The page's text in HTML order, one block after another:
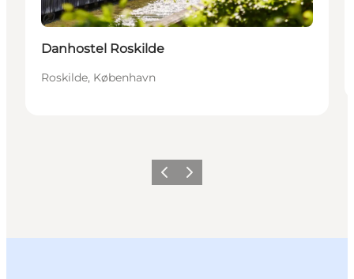
Bæredygtige oplevelser
Danhostel Roskilde
Roskilde, København
Forrige billede
Næste billede